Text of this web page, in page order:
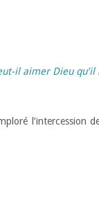
il aimer Dieu qu’il
l’intercession